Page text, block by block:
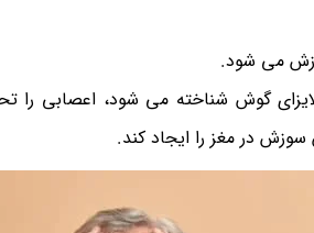
می شود.
گوش شناخته می شود، اعصابی را
در مغز را ایجاد کند.